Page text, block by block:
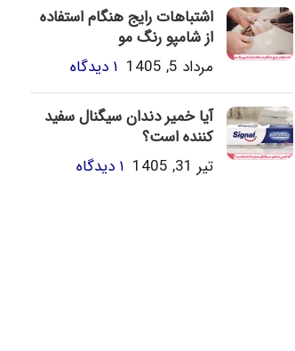
اشتباهات رایج هنگام استفاده
از شامپو رنگ مو
مرداد 5, 1405
۱ دیدگاه
آیا خمیر دندان سیگنال سفید
کننده است؟
تیر 31, 1405
۱ دیدگاه